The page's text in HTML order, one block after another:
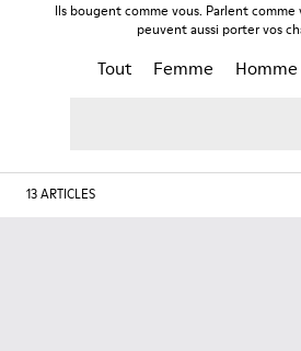
Ils bougent comme vous. Parlent
peuvent aussi porter vos
Tout Femme Homme
13ARTICLES